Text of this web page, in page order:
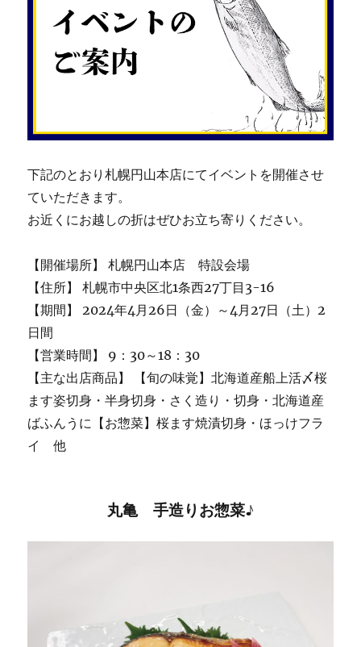
下記のとおり札幌円山本店にてイベントを開催させ
ていただきます。
お近くにお越しの折はぜひお立ち寄りください。
【開催場所】 札幌円山本店 特設会場
【住所】 札幌市中央区北1条西27丁目3-16
【期間】 2024年4月26日（金）～4月27日（土）2
日間
【営業時間】 9：30～18：30
【主な出店商品】 【旬の味覚】北海道産船上活〆桜
ます姿切身・半身切身・さく造り・切身・北海道産
ばふんうに【お惣菜】桜ます焼漬切身・ほっけフラ
イ 他
丸亀 手造りお惣菜♪